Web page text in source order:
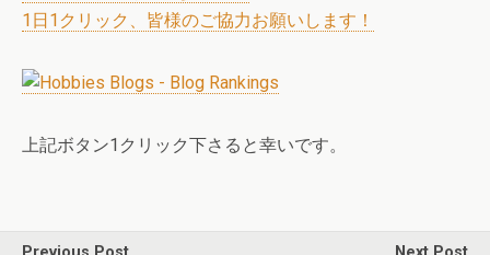
1日1クリック、皆様のご協力お願いします！
上記ボタン1クリック下さると幸いです。